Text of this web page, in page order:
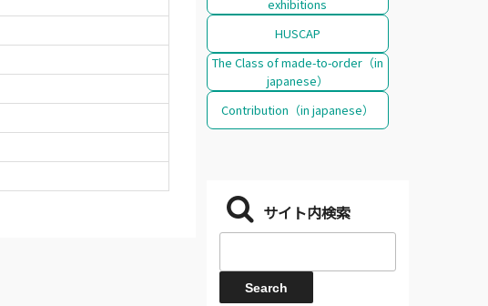
exhibitions
HUSCAP
The Class of made-to-order（in
japanese）
Contribution（in japanese）
サイト内検索